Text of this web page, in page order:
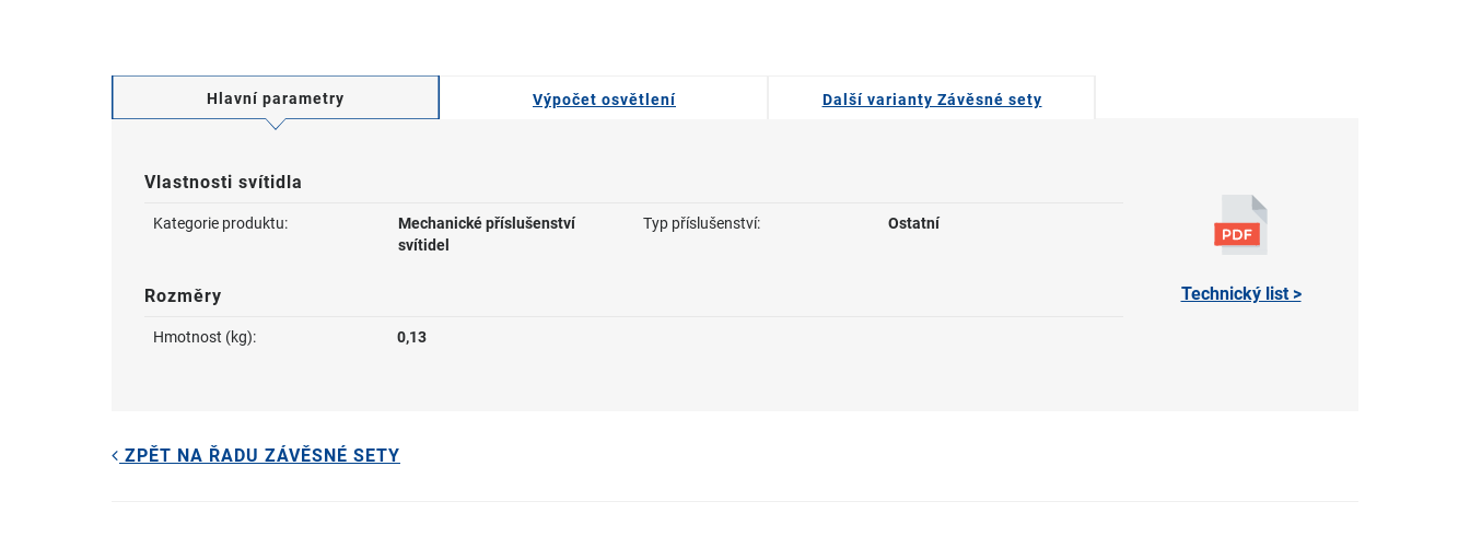
Hlavní parametry Výpočet osvětlení Další varianty Závěsné sety
Vlastnosti svítidla
Kategorie produktu:
Mechanické příslušenství
svítidel
Typ příslušenství: Ostatní
Rozměry
Hmotnost (kg): 0,13
Technický list >
ZPĚT NA ŘADU ZÁVĚSNÉ SETY